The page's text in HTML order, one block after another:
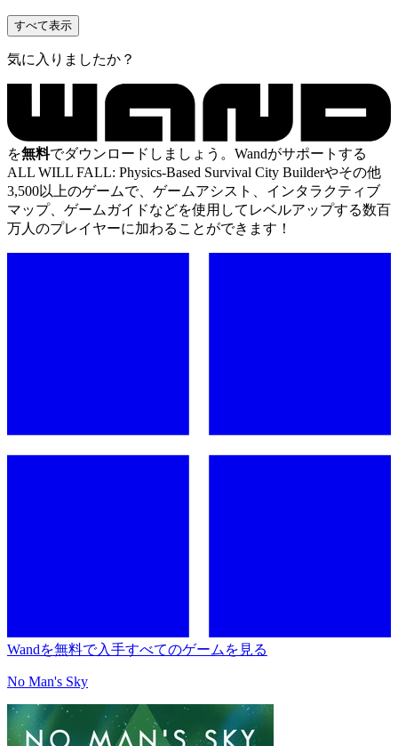
すべて表示
気に入りましたか？
を無料でダウンロードしましょう。Wandがサポートする
ALL WILL FALL: Physics-Based Survival City Builderやその他
3,500以上のゲームで、ゲームアシスト、インタラクティブ
マップ、ゲームガイドなどを使用してレベルアップする数百
万人のプレイヤーに加わることができます！
Wandを無料で入手すべてのゲームを見る
No Man's Sky